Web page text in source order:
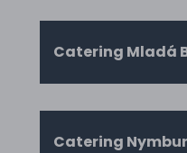
Catering Mladá
Catering